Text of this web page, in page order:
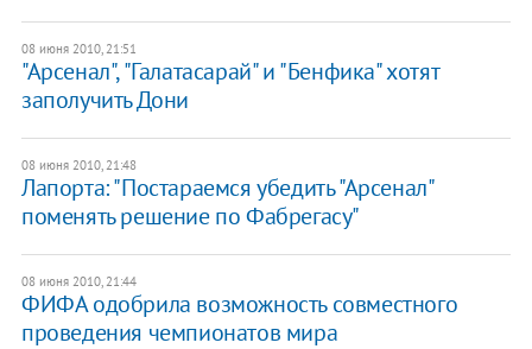
08 июня 2010, 21:51
"Арсенал", "Галатасарай" и "Бенфика" хотят
заполучить Дони
08 июня 2010, 21:48
Лапорта: "Постараемся убедить "Арсенал"
поменять решение по Фабрегасу"
08 июня 2010, 21:44
ФИФА одобрила возможность совместного
проведения чемпионатов мира